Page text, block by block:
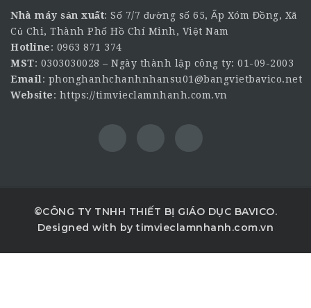
Nhà máy sản xuất: Số 7/7 đường số 65, Ấp Xóm Đồng, Xã
Củ Chi, Thành Phố Hồ Chí Minh, Việt Nam
Hotline: 0963 871 374
MST: 0303030028 – Ngày thành lập công ty: 01-09-2003
Email : phonghanhchanhnhansu01@bangvietbavico.net
Website: https://timvieclamnhanh.com.vn
©CÔNG TY TNHH THIẾT BỊ GIÁO DỤC BAVICO.
Designed with by timvieclamnhanh.com.vn